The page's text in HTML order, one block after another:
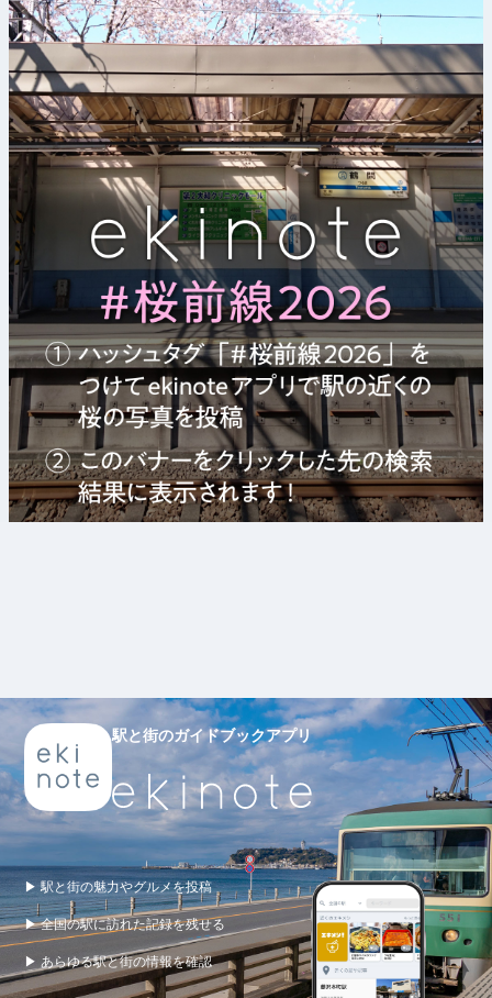
駅と街のガイドブックアプリ
▶ 駅と街の魅力やグルメを投稿
▶ 全国の駅に訪れた記録を残せる
▶ あらゆる駅と街の情報を確認